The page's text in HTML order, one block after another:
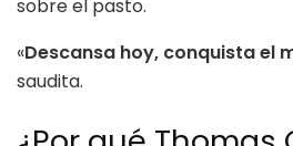
sobre el pasto.
«Descansa hoy, conquista el
saudita.